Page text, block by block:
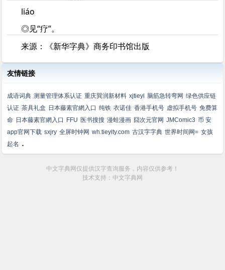
liáo
◎见“疗”。
来源：《新华字典》商务印书馆出版
友情链接
成语词典 测量管理体系认证 重庆巽润新材料 xjtieyi 脑筋急转弯网 绿色供应链
认证 茶具礼盒 日本藤素官網入口 纯铁 衣诺佳 香港手机号 虚拟手机号 免费算
命 日本藤素官網入口 FFU 医书搜搜 漫蛙漫画 囧次元官网 JMComic3 币 安
app官网下载 sxjry 全屏时钟网 wh.tieyity.com 古汉字字典 世界时间网= 女孩
起名 .
中文字典网仅提供汉字查询服务，内容仅供参考！
技术支持：中文字典网